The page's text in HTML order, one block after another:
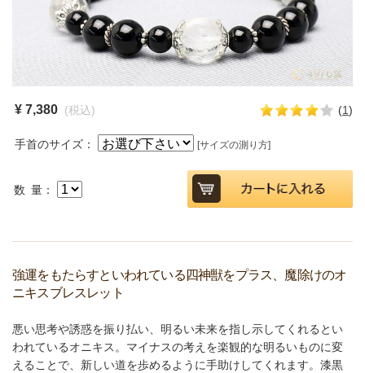
¥ 7,380 (税込)
手首のサイズ： [サイズの測り方]
数 量：
(1)
強運をもたらすといわれている四神獣をプラス、魔除けのオ
ニキスブレスレット
悪い思考や誘惑を振り払い、明るい未来を指し示してくれるとい
われているオニキス。マイナスの考えを楽観的な明るいものに変
えることで、新しい道を歩めるように手助けしてくれます。漆黒